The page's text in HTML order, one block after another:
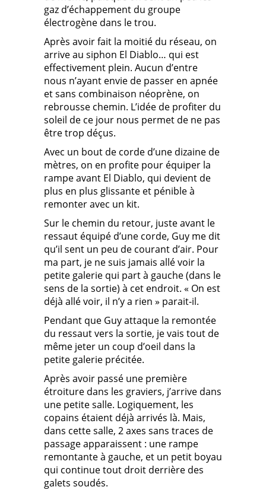
gaz d’échappement du groupe
électrogène dans le trou.
Après avoir fait la moitié du réseau, on
arrive au siphon El Diablo… qui est
effectivement plein. Aucun d’entre
nous n’ayant envie de passer en apnée
et sans combinaison néoprène, on
rebrousse chemin. L’idée de profiter du
soleil de ce jour nous permet de ne pas
être trop déçus.
Avec un bout de corde d’une dizaine de
mètres, on en profite pour équiper la
rampe avant El Diablo, qui devient de
plus en plus glissante et pénible à
remonter avec un kit.
Sur le chemin du retour, juste avant le
ressaut équipé d’une corde, Guy me dit
qu’il sent un peu de courant d’air. Pour
ma part, je ne suis jamais allé voir la
petite galerie qui part à gauche (dans le
sens de la sortie) à cet endroit. « On est
déjà allé voir, il n’y a rien » parait-il.
Pendant que Guy attaque la remontée
du ressaut vers la sortie, je vais tout de
même jeter un coup d’oeil dans la
petite galerie précitée.
Après avoir passé une première
étroiture dans les graviers, j’arrive dans
une petite salle. Logiquement, les
copains étaient déjà arrivés là. Mais,
dans cette salle, 2 axes sans traces de
passage apparaissent : une rampe
remontante à gauche, et un petit boyau
qui continue tout droit derrière des
galets soudés.